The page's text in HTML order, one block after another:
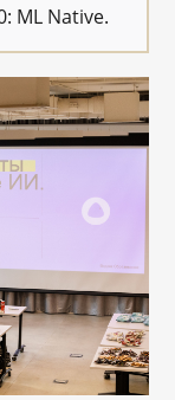
ML Native.